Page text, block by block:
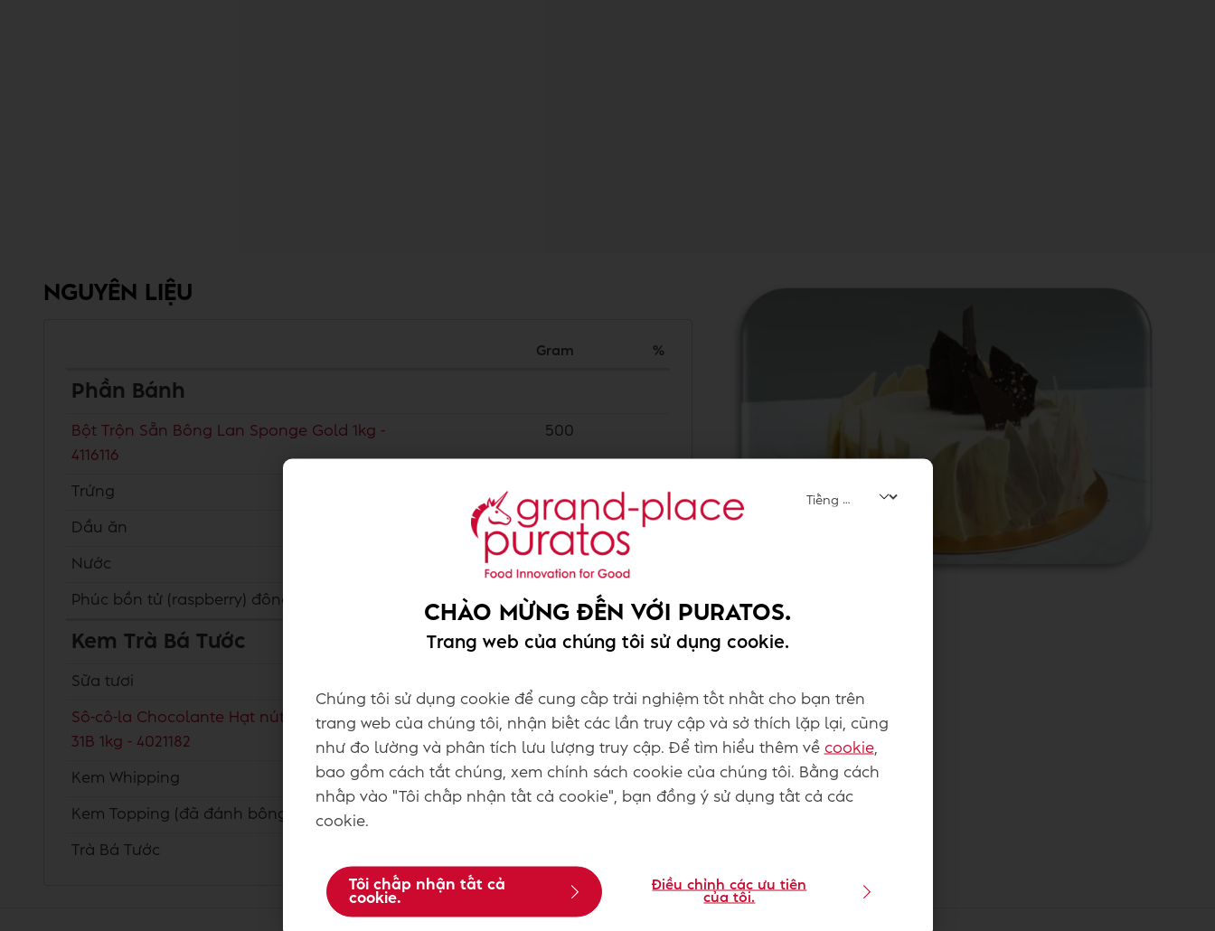
NGUYÊN LIỆU
Gram %
Phần Bánh
Bột Trộn Sẵn Bông Lan Sponge Gold 1kg -
4116116
500
Trứng
Dầu ăn 100
Nước
Phúc bồn tử (raspberry) đông lạnh 50
Kem Trà Bá Tước
Sữa tươi
Sô-cô-la Chocolante Hạt nút Trắng 31% GPW-
31B 1kg - 4021182
94
Kem Whipping 106
Kem Topping (đã đánh bông)
Trà Bá Tước
CHÀO MỪNG ĐẾN VỚI PURATOS.
Trang web của chúng tôi sử dụng cookie.
Chúng tôi sử dụng cookie để cung cấp trải nghiệm tốt nhất cho bạn trên
trang web của chúng tôi, nhận biết các lần truy cập và sở thích lặp lại, cũng
như đo lường và phân tích lưu lượng truy cập. Để tìm hiểu thêm về cookie,
bao gồm cách tắt chúng, xem chính sách cookie của chúng tôi. Bằng cách
nhấp vào "Tôi chấp nhận tất cả cookie", bạn đồng ý sử dụng tất cả các
cookie.
Tôi chấp nhận tất cả
cookie.
Điều chỉnh các ưu tiên
của tôi.